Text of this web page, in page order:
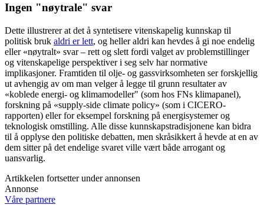
Ingen "nøytrale" svar
Dette illustrerer at det å syntetisere vitenskapelig kunnskap til
politisk bruk aldri er lett, og heller aldri kan hevdes å gi noe endelig
eller «nøytralt» svar – rett og slett fordi valget av problemstillinger
og vitenskapelige perspektiver i seg selv har normative
implikasjoner. Framtiden til olje- og gassvirksomheten ser forskjellig
ut avhengig av om man velger å legge til grunn resultater av
«koblede energi- og klimamodeller" (som hos FNs klimapanel),
forskning på «supply-side climate policy» (som i CICERO-
rapporten) eller for eksempel forskning på energisystemer og
teknologisk omstilling. Alle disse kunnskapstradisjonene kan bidra
til å opplyse den politiske debatten, men skråsikkert å hevde at en av
dem sitter på det endelige svaret ville vært både arrogant og
uansvarlig.
Artikkelen fortsetter under annonsen
Annonse
Våre partnere